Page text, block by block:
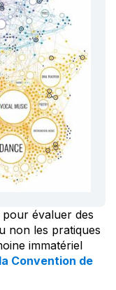
évaluer des
non les pratiques
immatériel
Convention de